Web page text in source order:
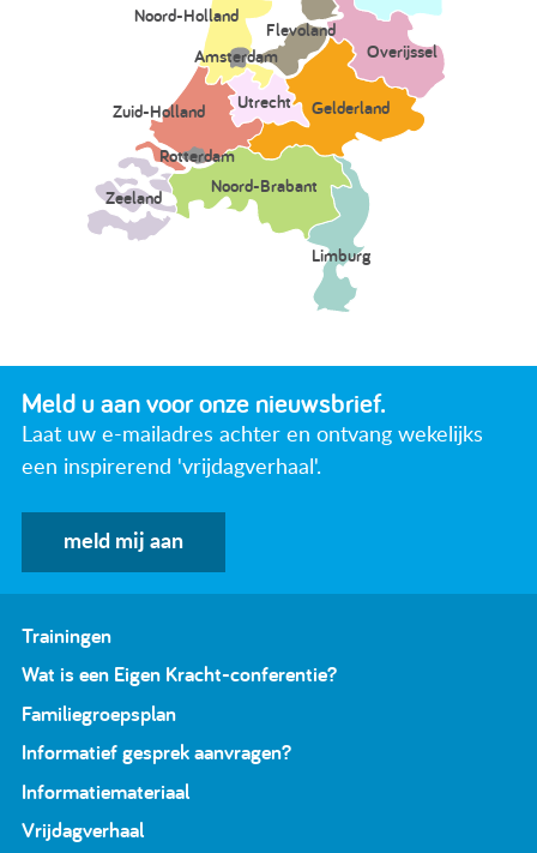
Amsterdam
Flevoland
Gelderland
Limburg
Noord-Brabant
Noord-Holland
Overijssel
Rotterdam
Utrecht
Zeeland
Zuid-Holland
Meld u aan voor onze nieuwsbrief.
Laat uw e-mailadres achter en ontvang wekelijks
een inspirerend 'vrijdagverhaal'.
meld mij aan
Trainingen
Wat is een Eigen Kracht-conferentie?
Familiegroepsplan
Informatief gesprek aanvragen?
Informatiemateriaal
Vrijdagverhaal